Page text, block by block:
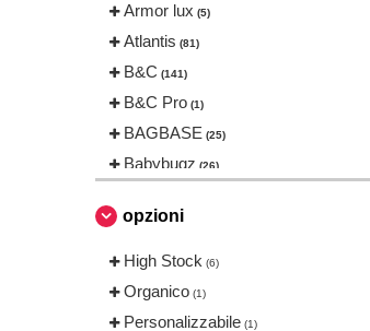
Armor lux (5)
Atlantis (81)
B&C (141)
B&C Pro (1)
BAGBASE (25)
Babybugz (26)
Beechfield
Bella+Canvas
Black&Match
Build Your Brand (105)
opzioni
High Stock (6)
Organico (1)
Personalizzabile (1)